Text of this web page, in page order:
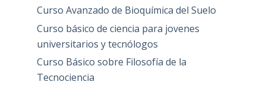
Curso Avanzado de Bioquímica del Suelo
Curso básico de ciencia para jovenes
universitarios y tecnólogos
Curso Básico sobre Filosofía de la
Tecnociencia